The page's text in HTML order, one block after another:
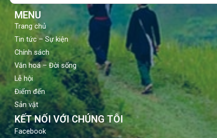
MENU
Trang chủ
Tin tức – Sự kiện
Chính sách
Văn hoá – Đời sống
Lễ hội
Điểm đến
Sản vật
KẾT NỐI VỚI CHÚNG TÔI
Facebook